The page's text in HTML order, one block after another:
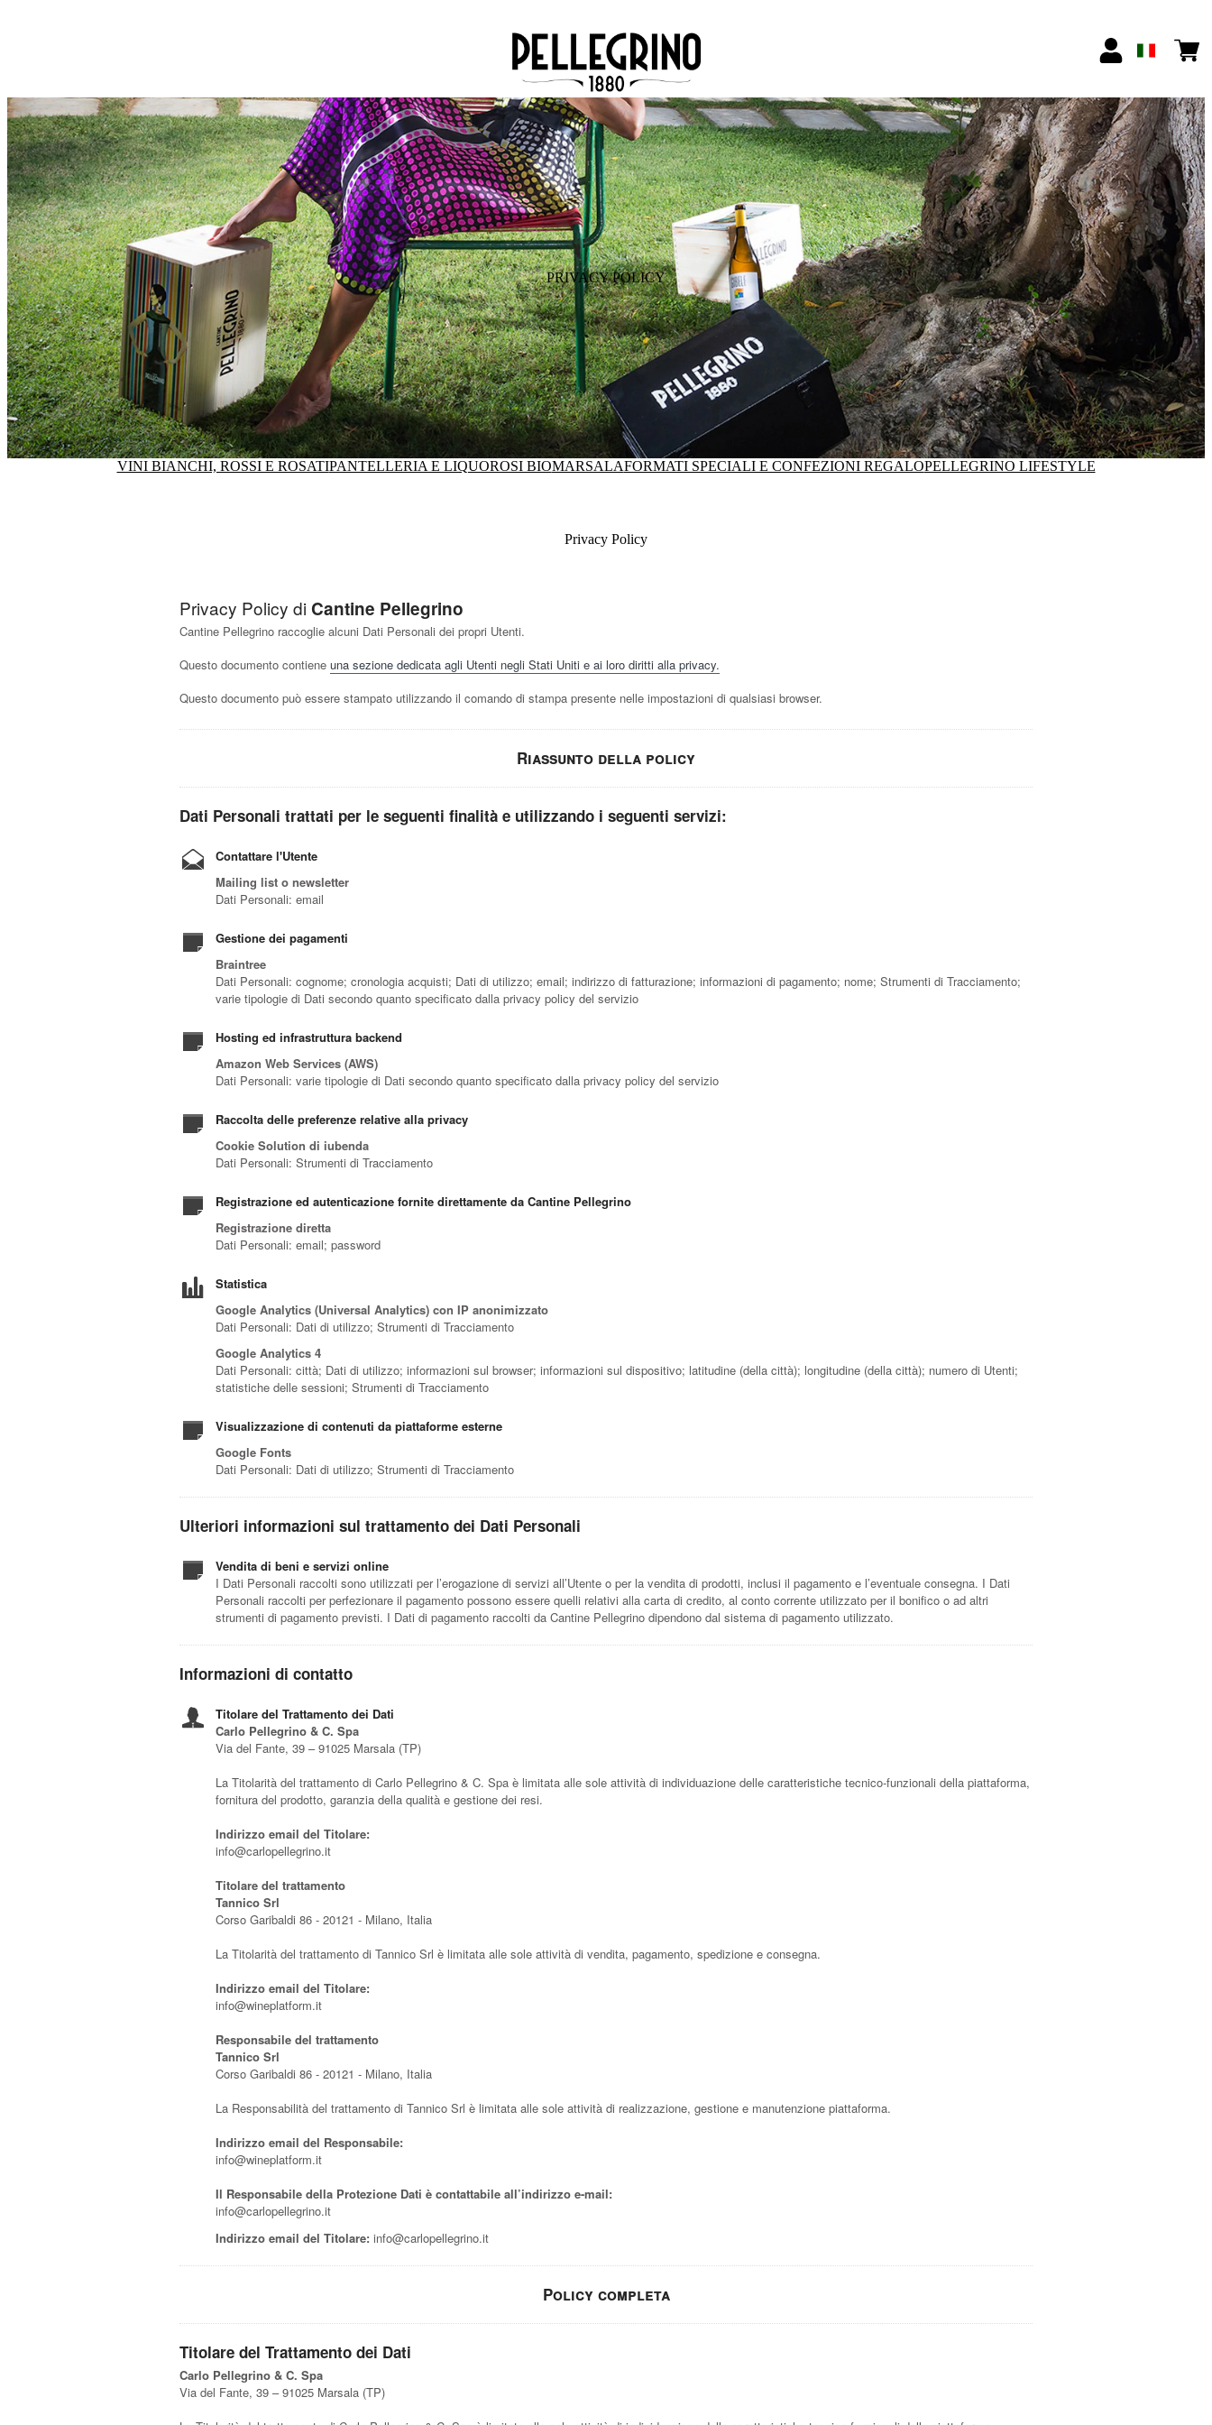
PRIVACY POLICY
VINI BIANCHI, ROSSI E ROSATIPANTELLERIA E LIQUOROSI BIOMARSALAFORMATI SPECIALI E CONFEZIONI REGALOPELLEGRINO LIFESTYLE
Privacy Policy
Privacy Policy di Cantine Pellegrino
Cantine Pellegrino raccoglie alcuni Dati Personali dei propri Utenti.
Questo documento contieneuna sezione dedicata agli Utenti negli Stati Uniti e ai loro diritti alla privacy.
Questo documento può essere stampato utilizzando il comando di stampa presente nelle impostazioni di qualsiasi browser.
Riassunto della policy
Dati Personali trattati per le seguenti finalità e utilizzando i seguenti servizi:
Contattare l'Utente
Mailing list o newsletter
Dati Personali: email
Gestione dei pagamenti
Braintree
Dati Personali: cognome; cronologia acquisti; Dati di utilizzo; email; indirizzo di fatturazione; informazioni di pagamento; nome; Strumenti di Tracciamento;
varie tipologie di Dati secondo quanto specificato dalla privacy policy del servizio
Hosting ed infrastruttura backend
Amazon Web Services (AWS)
Dati Personali: varie tipologie di Dati secondo quanto specificato dalla privacy policy del servizio
Raccolta delle preferenze relative alla privacy
Cookie Solution di iubenda
Dati Personali: Strumenti di Tracciamento
Registrazione ed autenticazione fornite direttamente da Cantine Pellegrino
Registrazione diretta
Dati Personali: email; password
Statistica
Google Analytics (Universal Analytics) con IP anonimizzato
Dati Personali: Dati di utilizzo; Strumenti di Tracciamento
Google Analytics 4
Dati Personali: città; Dati di utilizzo; informazioni sul browser; informazioni sul dispositivo; latitudine (della città); longitudine (della città); numero di Utenti;
statistiche delle sessioni; Strumenti di Tracciamento
Visualizzazione di contenuti da piattaforme esterne
Google Fonts
Dati Personali: Dati di utilizzo; Strumenti di Tracciamento
Ulteriori informazioni sul trattamento dei Dati Personali
Vendita di beni e servizi online
I Dati Personali raccolti sono utilizzati per l’erogazione di servizi all’Utente o per la vendita di prodotti, inclusi il pagamento e l’eventuale consegna. I Dati
Personali raccolti per perfezionare il pagamento possono essere quelli relativi alla carta di credito, al conto corrente utilizzato per il bonifico o ad altri
strumenti di pagamento previsti. I Dati di pagamento raccolti da Cantine Pellegrino dipendono dal sistema di pagamento utilizzato.
Informazioni di contatto
Titolare del Trattamento dei Dati
Carlo Pellegrino & C. Spa
Via del Fante, 39 – 91025 Marsala (TP)
La Titolarità del trattamento di Carlo Pellegrino & C. Spa è limitata alle sole attività di individuazione delle caratteristiche tecnico-funzionali della piattaforma,
fornitura del prodotto, garanzia della qualità e gestione dei resi.
Indirizzo email del Titolare:
info@carlopellegrino.it
Titolare del trattamento
Tannico Srl
Corso Garibaldi 86 - 20121 - Milano, Italia
La Titolarità del trattamento di Tannico Srl è limitata alle sole attività di vendita, pagamento, spedizione e consegna.
Indirizzo email del Titolare:
info@wineplatform.it
Responsabile del trattamento
Tannico Srl
Corso Garibaldi 86 - 20121 - Milano, Italia
La Responsabilità del trattamento di Tannico Srl è limitata alle sole attività di realizzazione, gestione e manutenzione piattaforma.
Indirizzo email del Responsabile:
info@wineplatform.it
Il Responsabile della Protezione Dati è contattabile all’indirizzo e-mail:
info@carlopellegrino.it
Indirizzo email del Titolare: info@carlopellegrino.it
Policy completa
Titolare del Trattamento dei Dati
Carlo Pellegrino & C. Spa
Via del Fante, 39 – 91025 Marsala (TP)